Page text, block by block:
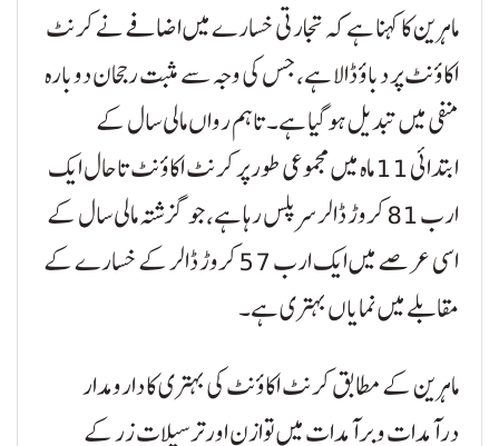
ماہرین کا کہنا ہے کہ تجارتی خسارے میں اضافے نے کرنٹ
اکاؤنٹ پر دباؤ ڈالا ہے، جس کی وجہ سے مثبت رجحان دوبارہ
منفی میں تبدیل ہو گیا ہے۔ تاہم رواں مالی سال کے
ابتدائی 11 ماہ میں مجموعی طور پر کرنٹ اکاؤنٹ تاحال ایک
ارب 81 کروڑ ڈالر سرپلس رہا ہے، جو گزشتہ مالی سال کے
اسی عرصے میں ایک ارب 57 کروڑ ڈالر کے خسارے کے
مقابلے میں نمایاں بہتری ہے۔
ماہرین کے مطابق کرنٹ اکاؤنٹ کی بہتری کا دارومدار
درآمدات و برآمدات میں توازن اور ترسیلات زر کے